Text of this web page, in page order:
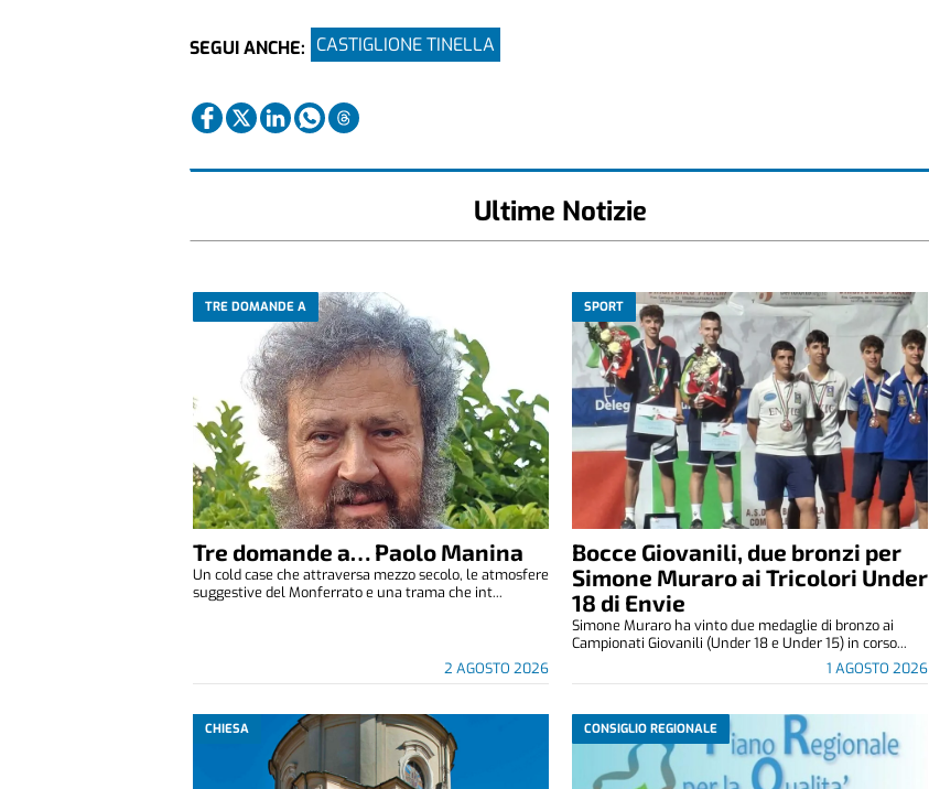
SEGUI ANCHE: CASTIGLIONE TINELLA
Ultime Notizie
TRE DOMANDE A
Tre domande a… Paolo Manina
2 AGOSTO 2026
Un cold case che attraversa mezzo secolo, le atmosfere
suggestive del Monferrato e una trama che int...
SPORT
Bocce Giovanili, due bronzi per
Simone Muraro ai Tricolori Under
18 di Envie
1 AGOSTO 2026
Simone Muraro ha vinto due medaglie di bronzo ai
Campionati Giovanili (Under 18 e Under 15) in corso...
CHIESA CONSIGLIO REGIONALE